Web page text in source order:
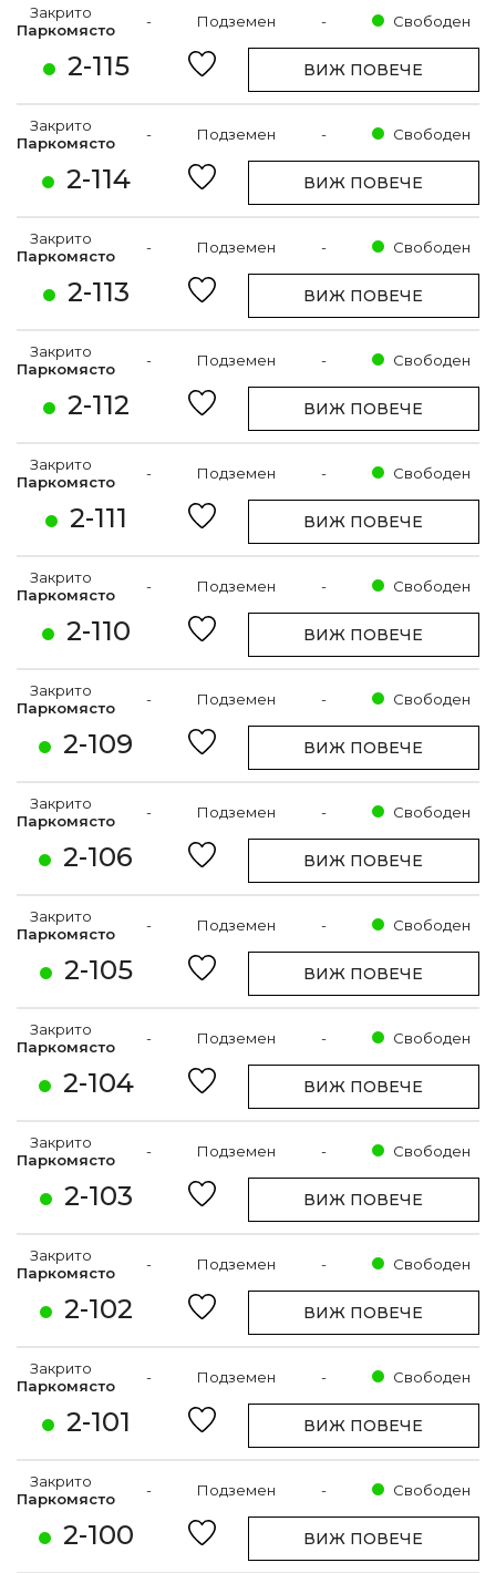
2-115
Закрито
Паркомясто
- Подземен - Свободен
ВИЖ ПОВЕЧЕ
2-114
Закрито
Паркомясто
- Подземен - Свободен
ВИЖ ПОВЕЧЕ
2-113
Закрито
Паркомясто
- Подземен - Свободен
ВИЖ ПОВЕЧЕ
2-112
Закрито
Паркомясто
- Подземен - Свободен
ВИЖ ПОВЕЧЕ
2-111
Закрито
Паркомясто
- Подземен - Свободен
ВИЖ ПОВЕЧЕ
2-110
Закрито
Паркомясто
- Подземен - Свободен
ВИЖ ПОВЕЧЕ
2-109
Закрито
Паркомясто
- Подземен - Свободен
ВИЖ ПОВЕЧЕ
2-106
Закрито
Паркомясто
- Подземен - Свободен
ВИЖ ПОВЕЧЕ
2-105
Закрито
Паркомясто
- Подземен - Свободен
ВИЖ ПОВЕЧЕ
2-104
Закрито
Паркомясто
- Подземен - Свободен
ВИЖ ПОВЕЧЕ
2-103
Закрито
Паркомясто
- Подземен - Свободен
ВИЖ ПОВЕЧЕ
2-102
Закрито
Паркомясто
- Подземен - Свободен
ВИЖ ПОВЕЧЕ
2-101
Закрито
Паркомясто
- Подземен - Свободен
ВИЖ ПОВЕЧЕ
2-100
Закрито
Паркомясто
- Подземен - Свободен
ВИЖ ПОВЕЧЕ